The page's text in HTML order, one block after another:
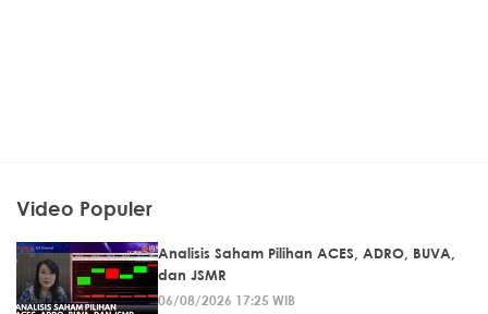
Video Populer
Analisis Saham Pilihan ACES, ADRO, BUVA,
dan JSMR
06/08/2026 17:25 WIB